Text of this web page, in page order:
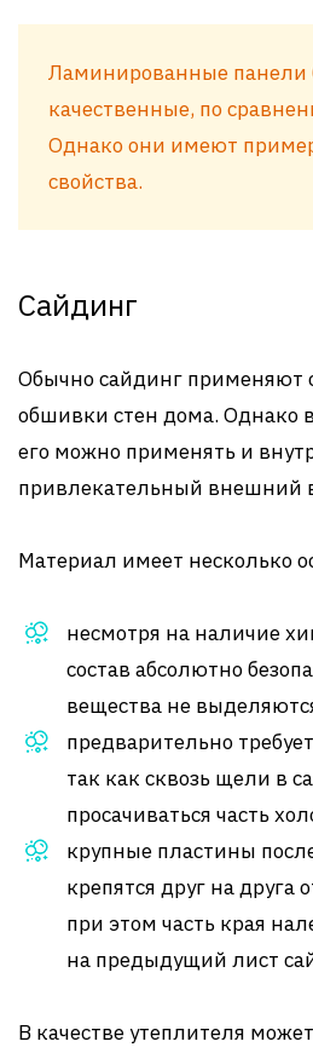
Ламинированные панели
качественные, по
Однако они имеют
свойства.
Сайдинг
Обычно сайдинг применяют
обшивки стен дома. Однако
его можно применять и
привлекательный внешний
Материал имеет несколько
несмотря на наличие
состав абсолютно
вещества не
предварительно
так как сквозь щели в
просачиваться часть
крупные пластины
крепятся друг на друга
при этом часть края
на предыдущий лист
В качестве утеплителя